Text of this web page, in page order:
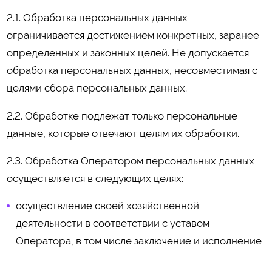
2.1. Обработка персональных данных
ограничивается достижением конкретных, заранее
определенных и законных целей. Не допускается
обработка персональных данных, несовместимая с
целями сбора персональных данных.
2.2. Обработке подлежат только персональные
данные, которые отвечают целям их обработки.
2.3. Обработка Оператором персональных данных
осуществляется в следующих целях:
осуществление своей хозяйственной
деятельности в соответствии с уставом
Оператора, в том числе заключение и исполнение